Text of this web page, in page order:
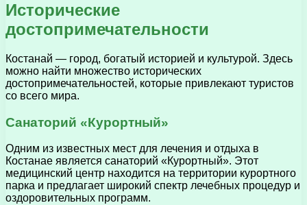
Исторические
достопримечательности
Костанай — город, богатый историей и культурой. Здесь
можно найти множество исторических
достопримечательностей, которые привлекают туристов
со всего мира.
Санаторий «Курортный»
Одним из известных мест для лечения и отдыха в
Костанае является санаторий «Курортный». Этот
медицинский центр находится на территории курортного
парка и предлагает широкий спектр лечебных процедур и
оздоровительных программ.